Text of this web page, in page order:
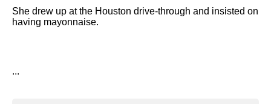
She drew up at the Houston drive-through and insisted on
having mayonnaise.
...